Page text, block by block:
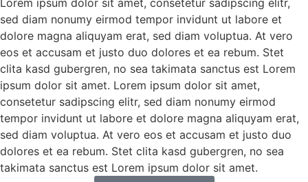
Lorem ipsum dolor sit amet, consetetur sadipscing elitr,
sed diam nonumy eirmod tempor invidunt ut labore et
dolore magna aliquyam erat, sed diam voluptua. At vero
eos et accusam et justo duo dolores et ea rebum. Stet
clita kasd gubergren, no sea takimata sanctus est Lorem
ipsum dolor sit amet. Lorem ipsum dolor sit amet,
consetetur sadipscing elitr, sed diam nonumy eirmod
tempor invidunt ut labore et dolore magna aliquyam erat,
sed diam voluptua. At vero eos et accusam et justo duo
dolores et ea rebum. Stet clita kasd gubergren, no sea
takimata sanctus est Lorem ipsum dolor sit amet.